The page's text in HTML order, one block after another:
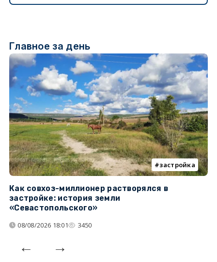
Главное за день
застройка
Как совхоз-миллионер растворялся в
застройке: история земли
«Севастопольского»
08/08/2026 18:01 3450